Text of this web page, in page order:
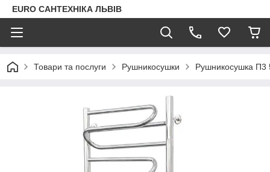
EURO САНТЕХНІКА ЛЬВІВ
Товари та послуги Рушникосушки Рушникосушка П3